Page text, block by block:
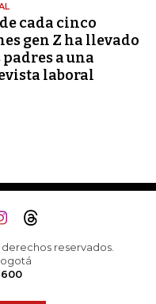
cada cinco
gen Z ha llevado
padres a una
laboral
derechos reservados.